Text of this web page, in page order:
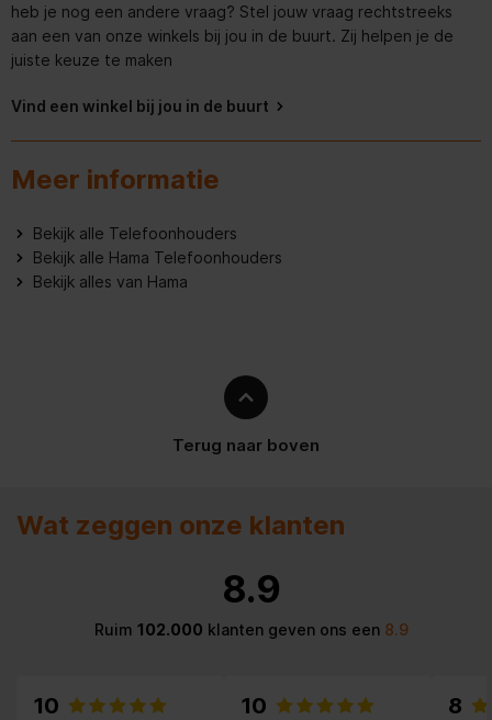
heb je nog een andere vraag? Stel jouw vraag rechtstreeks
aan een van onze winkels bij jou in de buurt. Zij helpen je de
juiste keuze te maken
Vind een winkel bij jou in de buurt
Meer informatie
Bekijk alle Telefoonhouders
Bekijk alle Hama Telefoonhouders
Bekijk alles van Hama
Terug naar boven
Wat zeggen onze klanten
8.9
Ruim 102.000 klanten geven ons een8.9
10 10 8